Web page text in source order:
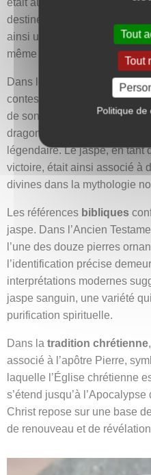
destinés à protéger les
ainsi une place essentielle
même titre que d’autres
Dans les récits nordiques,
contes épiques, comme
de son épée, incrusté de
dragon qu’il avait vaincu,
légendaire. Le jaspe, en tant
victoire, était ainsi associé à
divines dans la mythologie
Les références bibliques
jaspe. Dans l’Ancien
l’une des douze pierres
l’identification précise
interprétations modernes
jaspe sanguin, une variété
purification spirituelle.
Dans la tradition chrétienne
associé à l’apôtre Pierre,
laquelle l’Église chrétienne
s’étend jusqu’à
Christ repose sur une base
de renouveau et de
Tout
Tout
Politique de